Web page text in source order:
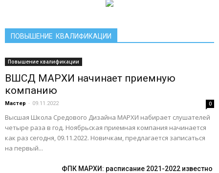
ПОВЫШЕНИЕ КВАЛИФИКАЦИИ
Повышение квалификации
ВШСД МАРХИ начинает приемную
компанию
Мастер - 09.11.2022 0
Высшая Школа Средового Дизайна МАРХИ набирает слушателей
четыре раза в год. Ноябрьская приемная компания начинается
как раз сегодня, 09.11.2022. Новичкам, предлагается записаться
на первый...
ФПК МАРХИ: расписание 2021-2022 известно